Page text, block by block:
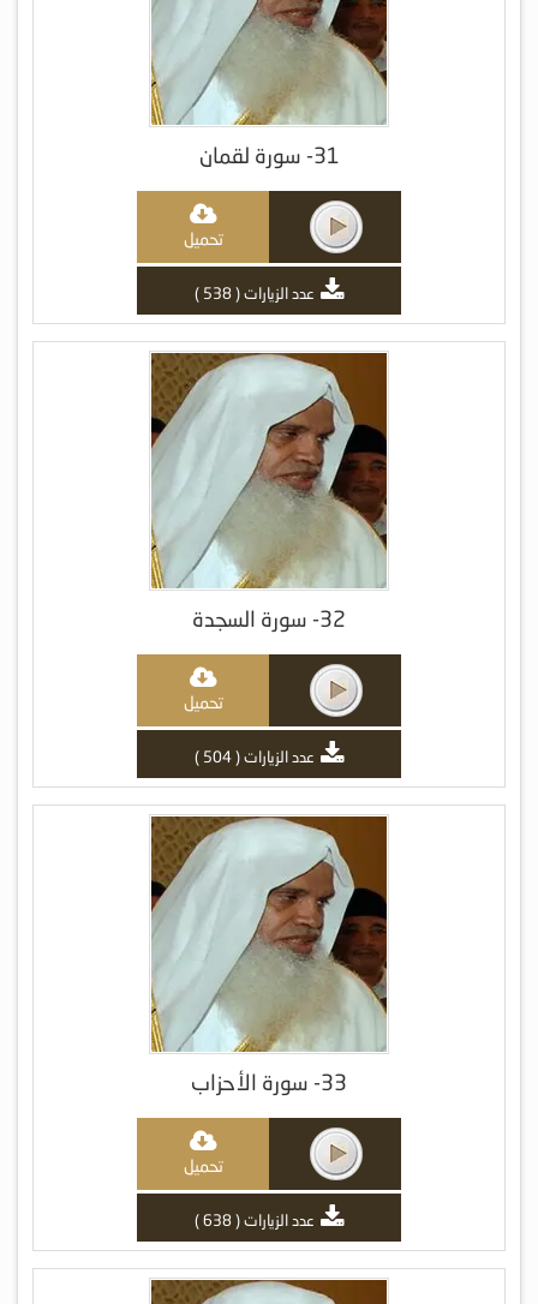
31- سورة لقمان
تحميل
عدد الزيارات ( 538 )
32- سورة السجدة
تحميل
عدد الزيارات ( 504 )
33- سورة الأحزاب
تحميل
عدد الزيارات ( 638 )